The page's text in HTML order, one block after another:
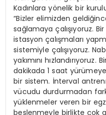
Kadınlara yönelik bir
“Bizler elimizden
sağlamaya çalışıyoruz.
istasyon çalışmaları
sistemiyle çalışıyoruz.
yakımını
dakikada 1 saat
bir sistem. İnterval
vücudu durdurmadan
yüklenmeler veren bir
beslenmeyle birlikte çok